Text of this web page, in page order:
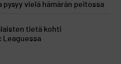
pysyy vielä hämärän peitossa
tietä kohti
Leaguessa